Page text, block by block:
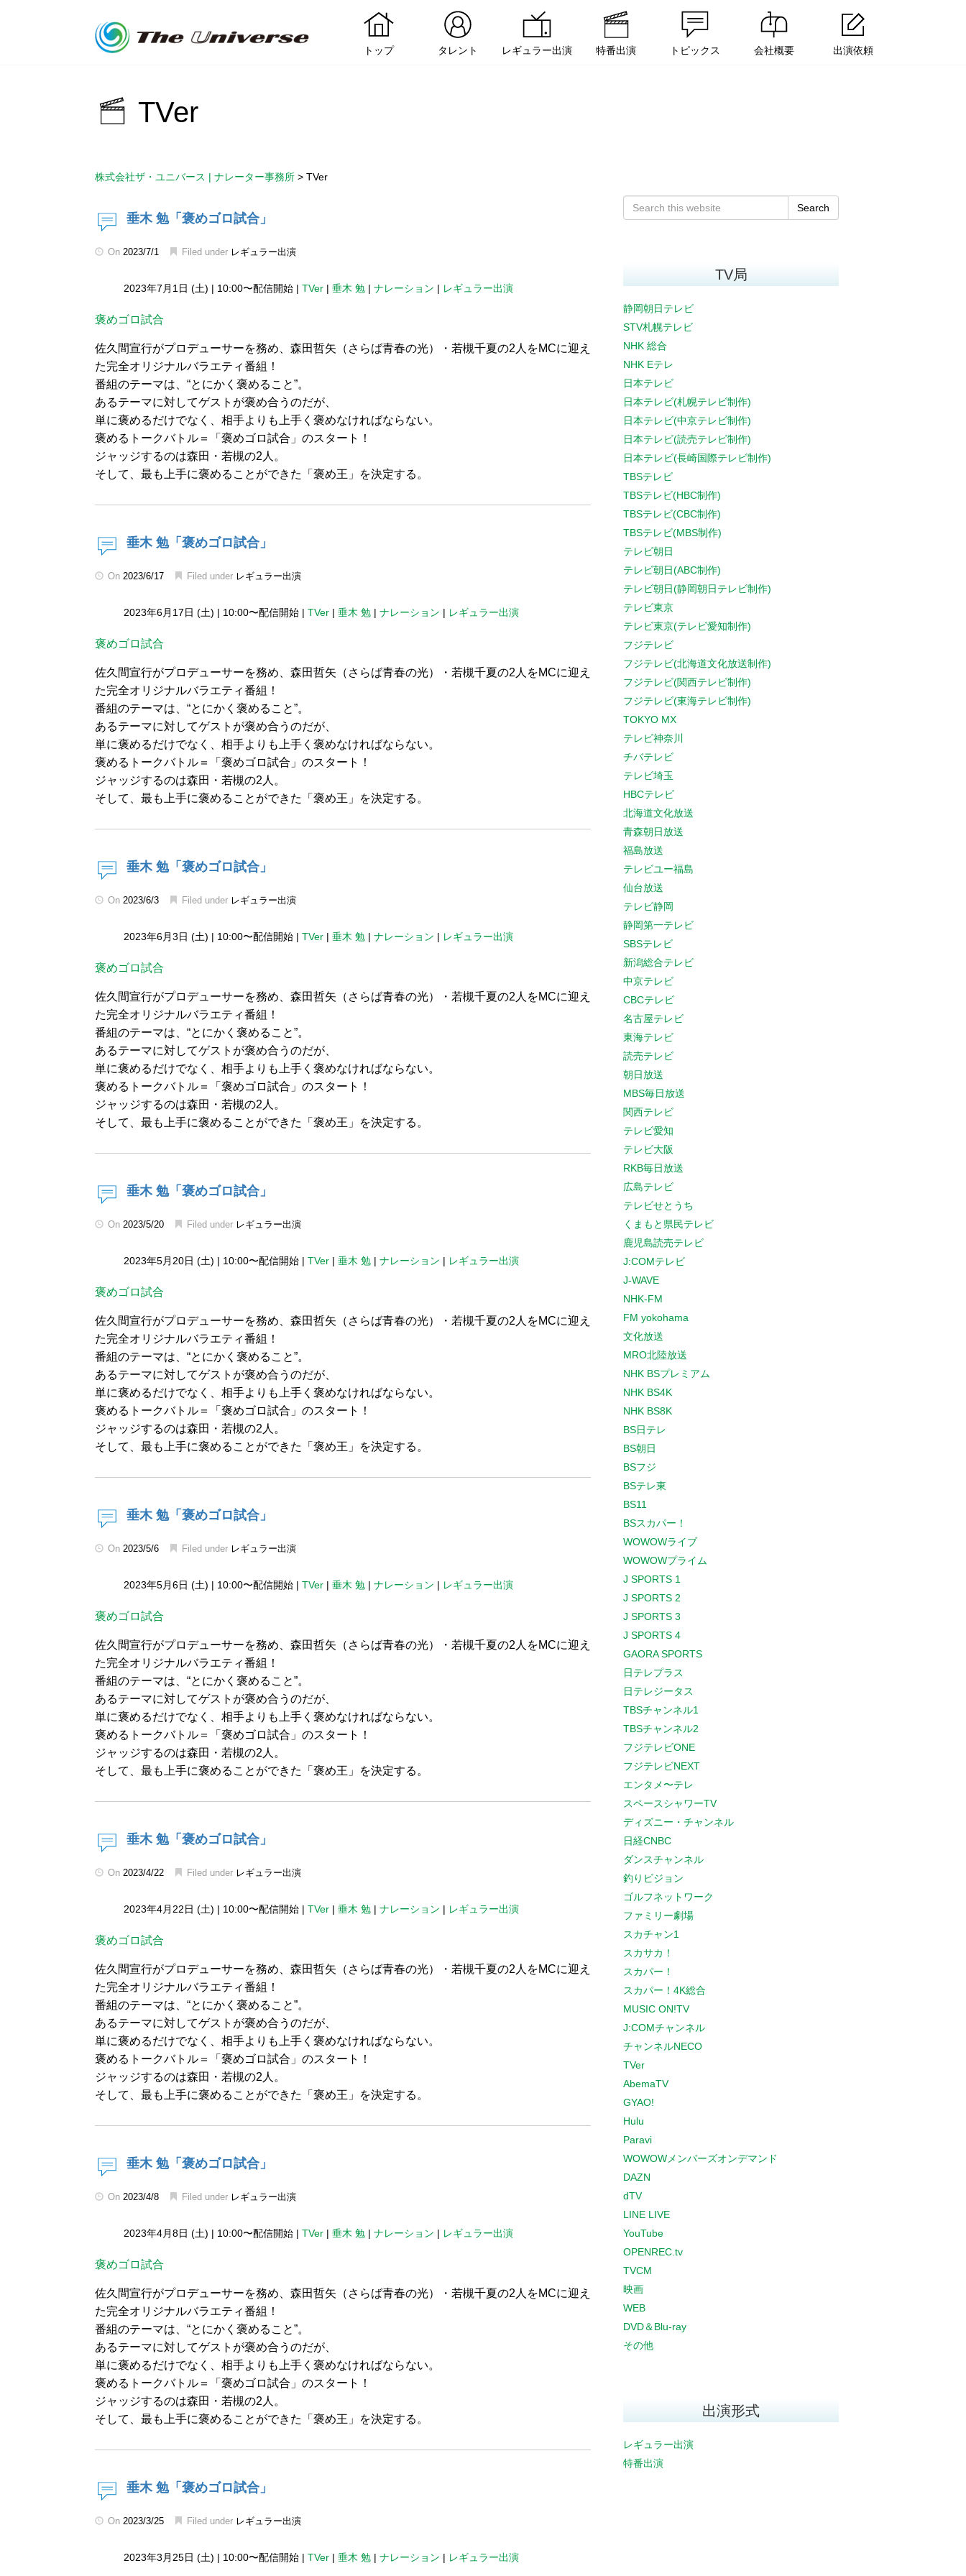
トップ タレント レギュラー出演 特番出演 トピックス 会社概要 出演依頼
TVer
株式会社ザ・ユニバース | ナレーター事務所 > TVer
垂木 勉「褒めゴロ試合」
On 2023/7/1 Filed under レギュラー出演
2023年7月1日 (土) | 10:00〜配信開始 | TVer | 垂木 勉 | ナレーション | レギュラー出演
褒めゴロ試合
佐久間宣行がプロデューサーを務め、森田哲矢（さらば青春の光）・若槻千夏の2人をMCに迎え
た完全オリジナルバラエティ番組！
番組のテーマは、“とにかく褒めること”。
あるテーマに対してゲストが褒め合うのだが、
単に褒めるだけでなく、相手よりも上手く褒めなければならない。
褒めるトークバトル＝「褒めゴロ試合」のスタート！
ジャッジするのは森田・若槻の2人。
そして、最も上手に褒めることができた「褒め王」を決定する。
垂木 勉「褒めゴロ試合」
On 2023/6/17 Filed under レギュラー出演
2023年6月17日 (土) | 10:00〜配信開始 | TVer | 垂木 勉 | ナレーション | レギュラー出演
褒めゴロ試合
佐久間宣行がプロデューサーを務め、森田哲矢（さらば青春の光）・若槻千夏の2人をMCに迎え
た完全オリジナルバラエティ番組！
番組のテーマは、“とにかく褒めること”。
あるテーマに対してゲストが褒め合うのだが、
単に褒めるだけでなく、相手よりも上手く褒めなければならない。
褒めるトークバトル＝「褒めゴロ試合」のスタート！
ジャッジするのは森田・若槻の2人。
そして、最も上手に褒めることができた「褒め王」を決定する。
垂木 勉「褒めゴロ試合」
On 2023/6/3 Filed under レギュラー出演
2023年6月3日 (土) | 10:00〜配信開始 | TVer | 垂木 勉 | ナレーション | レギュラー出演
褒めゴロ試合
佐久間宣行がプロデューサーを務め、森田哲矢（さらば青春の光）・若槻千夏の2人をMCに迎え
た完全オリジナルバラエティ番組！
番組のテーマは、“とにかく褒めること”。
あるテーマに対してゲストが褒め合うのだが、
単に褒めるだけでなく、相手よりも上手く褒めなければならない。
褒めるトークバトル＝「褒めゴロ試合」のスタート！
ジャッジするのは森田・若槻の2人。
そして、最も上手に褒めることができた「褒め王」を決定する。
垂木 勉「褒めゴロ試合」
On 2023/5/20 Filed under レギュラー出演
2023年5月20日 (土) | 10:00〜配信開始 | TVer | 垂木 勉 | ナレーション | レギュラー出演
褒めゴロ試合
佐久間宣行がプロデューサーを務め、森田哲矢（さらば青春の光）・若槻千夏の2人をMCに迎え
た完全オリジナルバラエティ番組！
番組のテーマは、“とにかく褒めること”。
あるテーマに対してゲストが褒め合うのだが、
単に褒めるだけでなく、相手よりも上手く褒めなければならない。
褒めるトークバトル＝「褒めゴロ試合」のスタート！
ジャッジするのは森田・若槻の2人。
そして、最も上手に褒めることができた「褒め王」を決定する。
垂木 勉「褒めゴロ試合」
On 2023/5/6 Filed under レギュラー出演
2023年5月6日 (土) | 10:00〜配信開始 | TVer | 垂木 勉 | ナレーション | レギュラー出演
褒めゴロ試合
佐久間宣行がプロデューサーを務め、森田哲矢（さらば青春の光）・若槻千夏の2人をMCに迎え
た完全オリジナルバラエティ番組！
番組のテーマは、“とにかく褒めること”。
あるテーマに対してゲストが褒め合うのだが、
単に褒めるだけでなく、相手よりも上手く褒めなければならない。
褒めるトークバトル＝「褒めゴロ試合」のスタート！
ジャッジするのは森田・若槻の2人。
そして、最も上手に褒めることができた「褒め王」を決定する。
垂木 勉「褒めゴロ試合」
On 2023/4/22 Filed under レギュラー出演
2023年4月22日 (土) | 10:00〜配信開始 | TVer | 垂木 勉 | ナレーション | レギュラー出演
褒めゴロ試合
佐久間宣行がプロデューサーを務め、森田哲矢（さらば青春の光）・若槻千夏の2人をMCに迎え
た完全オリジナルバラエティ番組！
番組のテーマは、“とにかく褒めること”。
あるテーマに対してゲストが褒め合うのだが、
単に褒めるだけでなく、相手よりも上手く褒めなければならない。
褒めるトークバトル＝「褒めゴロ試合」のスタート！
ジャッジするのは森田・若槻の2人。
そして、最も上手に褒めることができた「褒め王」を決定する。
垂木 勉「褒めゴロ試合」
On 2023/4/8 Filed under レギュラー出演
2023年4月8日 (土) | 10:00〜配信開始 | TVer | 垂木 勉 | ナレーション | レギュラー出演
褒めゴロ試合
佐久間宣行がプロデューサーを務め、森田哲矢（さらば青春の光）・若槻千夏の2人をMCに迎え
た完全オリジナルバラエティ番組！
番組のテーマは、“とにかく褒めること”。
あるテーマに対してゲストが褒め合うのだが、
単に褒めるだけでなく、相手よりも上手く褒めなければならない。
褒めるトークバトル＝「褒めゴロ試合」のスタート！
ジャッジするのは森田・若槻の2人。
そして、最も上手に褒めることができた「褒め王」を決定する。
垂木 勉「褒めゴロ試合」
On 2023/3/25 Filed under レギュラー出演
2023年3月25日 (土) | 10:00〜配信開始 | TVer | 垂木 勉 | ナレーション | レギュラー出演
Search
TV局
静岡朝日テレビ
STV札幌テレビ
NHK 総合
NHK Eテレ
日本テレビ
日本テレビ(札幌テレビ制作)
日本テレビ(中京テレビ制作)
日本テレビ(読売テレビ制作)
日本テレビ(長崎国際テレビ制作)
TBSテレビ
TBSテレビ(HBC制作)
TBSテレビ(CBC制作)
TBSテレビ(MBS制作)
テレビ朝日
テレビ朝日(ABC制作)
テレビ朝日(静岡朝日テレビ制作)
テレビ東京
テレビ東京(テレビ愛知制作)
フジテレビ
フジテレビ(北海道文化放送制作)
フジテレビ(関西テレビ制作)
フジテレビ(東海テレビ制作)
TOKYO MX
テレビ神奈川
チバテレビ
テレビ埼玉
HBCテレビ
北海道文化放送
青森朝日放送
福島放送
テレビユー福島
仙台放送
テレビ静岡
静岡第一テレビ
SBSテレビ
新潟総合テレビ
中京テレビ
CBCテレビ
名古屋テレビ
東海テレビ
読売テレビ
朝日放送
MBS毎日放送
関西テレビ
テレビ愛知
テレビ大阪
RKB毎日放送
広島テレビ
テレビせとうち
くまもと県民テレビ
鹿児島読売テレビ
J:COMテレビ
J-WAVE
NHK-FM
FM yokohama
文化放送
MRO北陸放送
NHK BSプレミアム
NHK BS4K
NHK BS8K
BS日テレ
BS朝日
BSフジ
BSテレ東
BS11
BSスカパー！
WOWOWライブ
WOWOWプライム
J SPORTS 1
J SPORTS 2
J SPORTS 3
J SPORTS 4
GAORA SPORTS
日テレプラス
日テレジータス
TBSチャンネル1
TBSチャンネル2
フジテレビONE
フジテレビNEXT
エンタメ〜テレ
スペースシャワーTV
ディズニー・チャンネル
日経CNBC
ダンスチャンネル
釣りビジョン
ゴルフネットワーク
ファミリー劇場
スカチャン1
スカサカ！
スカパー！
スカパー！4K総合
MUSIC ON!TV
J:COMチャンネル
チャンネルNECO
TVer
AbemaTV
GYAO!
Hulu
Paravi
WOWOWメンバーズオンデマンド
DAZN
dTV
LINE LIVE
YouTube
OPENREC.tv
TVCM
映画
WEB
DVD＆Blu-ray
その他
出演形式
レギュラー出演
特番出演